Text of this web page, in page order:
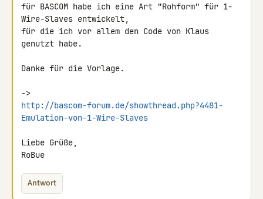
für BASCOM habe ich eine Art "Rohform" für 1-
Wire-Slaves entwickelt,
für die ich vor allem den Code von Klaus
genutzt habe.
Danke für die Vorlage.
http://bascom-forum.de/showthread.php?4481-
Emulation-von-1-Wire-Slaves
Liebe Grüße,
RoBue
Antwort